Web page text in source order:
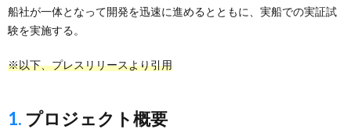
船社が一体となって開発を迅速に進めるとともに、実船での実証試
験を実施する。
※以下、プレスリリースより引用
1. プロジェクト概要